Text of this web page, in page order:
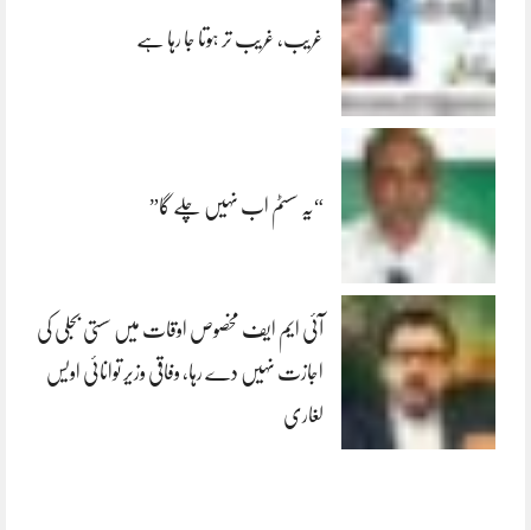
غریب، غریب تر ہوتا جا رہا ہے
“یہ سسٹم اب نہیں چلے گا”
آئی ایم ایف مخصوص اوقات میں سستی بجلی کی
اجازت نہیں دے رہا، وفاقی وزیر توانائی اویس
لغاری